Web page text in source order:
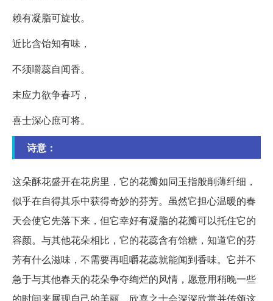
赖有凝脂可旋妆。
近比含饴知有味，
不须嚼蕊自闻香。
未应力欲争春巧，
喜士深心庶可将。
诗意：
这朵酥花盛开在花房里，它的花瓣如同玉指般削薄纤细，
似乎在自得其乐中获得奇妙的芬芳。虽然它担心温暖的春
天会使它先落下来，但它幸好有凝脂的花瓣可以托住它的
容颜。与其他花朵相比，它的花蕊含有饴糖，知道它的芬
芳有什么滋味，不需要再咀嚼花蕊就能闻到香味。它并不
急于与其他春天的花朵争夺绚烂的风情，愿意用稍晚一些